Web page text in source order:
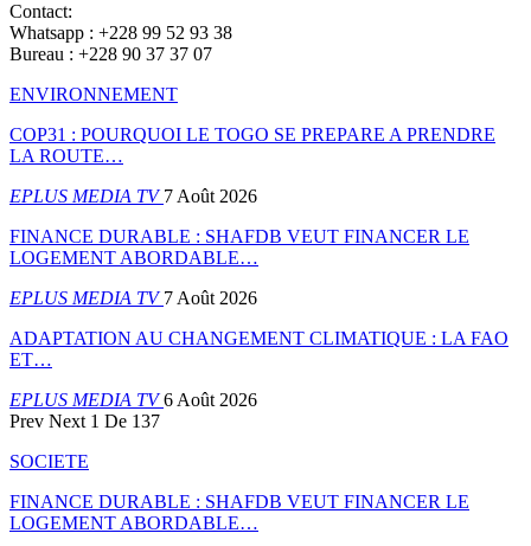
Contact:
Whatsapp : +228 99 52 93 38
Bureau : +228 90 37 37 07
ENVIRONNEMENT
COP31 : POURQUOI LE TOGO SE PREPARE A PRENDRE
LA ROUTE…
EPLUS MEDIA TV7 Août 2026
FINANCE DURABLE : SHAFDB VEUT FINANCER LE
LOGEMENT ABORDABLE…
EPLUS MEDIA TV7 Août 2026
ADAPTATION AU CHANGEMENT CLIMATIQUE : LA FAO
ET…
EPLUS MEDIA TV6 Août 2026
Prev Next 1 De 137
SOCIETE
FINANCE DURABLE : SHAFDB VEUT FINANCER LE
LOGEMENT ABORDABLE…